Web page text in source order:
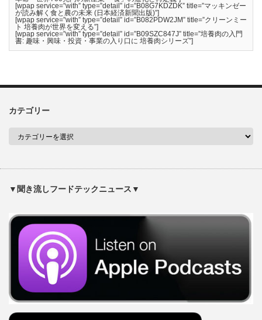
[wpap service=”with” type=”detail” id=”B08G7KDZDK” title=”マッキンゼー
が読み解く食と農の未来 (日本経済新聞出版)”]
[wpap service=”with” type=”detail” id=”B082PDW2JM” title=”クリーンミー
ト 培養肉が世界を変える”]
[wpap service=”with” type=”detail” id=”B09SZC847J” title=”培養肉の入門
書: 趣味・興味・投資・事業の入り口に 培養肉シリーズ”]
カテゴリー
▼聞き流しフードテックニュース▼